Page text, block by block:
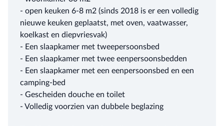
- open keuken 6-8 m2 (sinds 2018 is er een volledig
nieuwe keuken geplaatst, met oven, vaatwasser,
koelkast en diepvriesvak)
- Een slaapkamer met tweepersoonsbed
- Een slaapkamer met twee eenpersoonsbedden
- Een slaapkamer met een eenpersoonsbed en een
camping-bed
- Gescheiden douche en toilet
- Volledig voorzien van dubbele beglazing